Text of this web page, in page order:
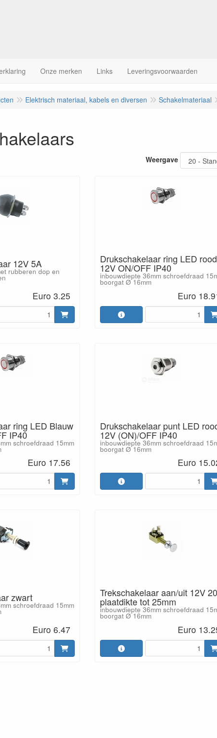
Onze merken Links Leveringsvoorwaarden
Elektrisch materiaal, kabels en diversen Schakelmateriaal
Weergave
12V 5A
rubberen dop en
Euro 3.25
Drukschakelaar ring LED rood
12V ON/OFF IP40
inbouwdiepte 36mm schroefdraad
boorgat Ø 16mm
Euro
ring LED Blauw
IP40
schroefdraad 15mm
Euro 17.56
Drukschakelaar punt LED
12V (ON)/OFF IP40
inbouwdiepte 36mm schroefdraad
boorgat Ø 16mm
Euro
zwart
schroefdraad 15mm
Euro 6.47
Trekschakelaar aan/uit 12V
plaatdikte tot 25mm
inbouwdiepte 36mm schroefdraad
boorgat Ø 16mm
Euro